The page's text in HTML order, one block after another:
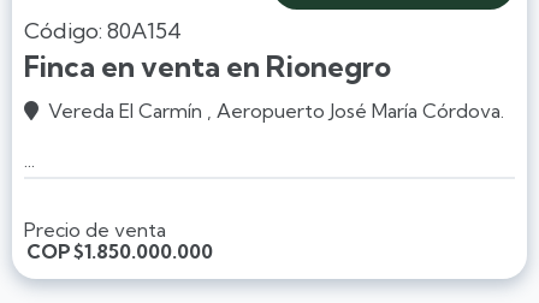
Código: 80A154
Finca en venta en Rionegro
 Vereda El Carmín , Aeropuerto José María Córdova.
...
Precio de venta
COP$1.850.000.000